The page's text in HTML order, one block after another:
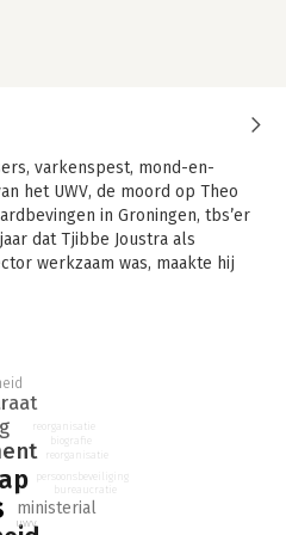
varkenspest, mond-en-
het UWV, de moord op Theo
in Groningen, tbs’er
dat Tjibbe Joustra als
werkzaam was, maakte hij
– ‘ik ben Churchill niet’.
Beschouwingen zijn het, de in
Lessons learned, zoals hij
zaak van binnenuit
perspectief, maar
ga je om met een crisis? Wat is
ministerial
uwv
reorganisatie
persoonsbeveiliging
biografie
reorganisatie
bureaucratie